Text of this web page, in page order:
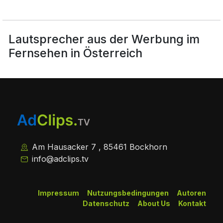
Lautsprecher aus der Werbung im
Fernsehen in Österreich
Am Hausacker 7 , 85461 Bockhorn
info@adclips.tv
Autoren
Nutzungsbedingungen
Impressum
Kontakt
About Us
Datenschutz